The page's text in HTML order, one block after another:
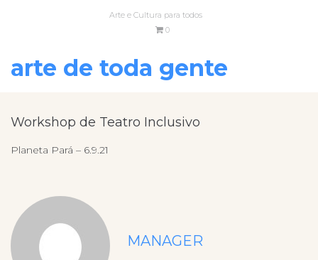
Arte e Cultura para todos
0
arte de toda gente
Workshop de Teatro Inclusivo
Planeta Pará – 6.9.21
MANAGER